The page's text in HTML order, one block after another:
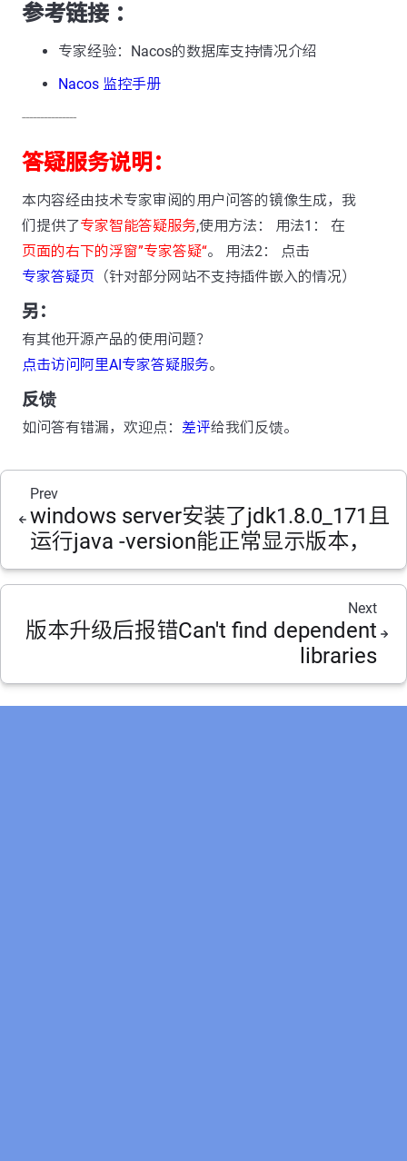
参考链接 ：
专家经验：Nacos的数据库支持情况介绍
Nacos 监控手册
---------------
答疑服务说明：
本内容经由技术专家审阅的用户问答的镜像生成，我
们提供了专家智能答疑服务,使用方法： 用法1： 在
页面的右下的浮窗”专家答疑“。 用法2： 点击
专家答疑页 （针对部分网站不支持插件嵌入的情况）
另：
有其他开源产品的使用问题？
点击访问阿里AI专家答疑服务。
反馈
如问答有错漏，欢迎点： 差评给我们反馈。
Prev
windows server安装了jdk1.8.0_171且
运行java -version能正常显示版本，
Next
版本升级后报错Can't find dependent
libraries